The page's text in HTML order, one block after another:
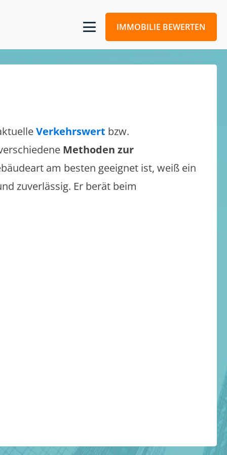
IMMOBILIE BEWERTEN
Verkehrswert bzw.
Methoden zur
am besten geeignet ist, weiß ein
zuverlässig. Er berät beim